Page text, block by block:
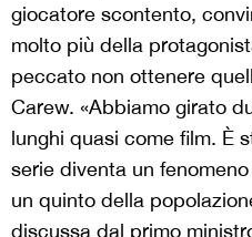
giocatore scontento,
molto più della
peccato non ottenere
Carew. «Abbiamo girato
lunghi quasi come film. È
serie diventa un
un quinto della
discussa dal primo